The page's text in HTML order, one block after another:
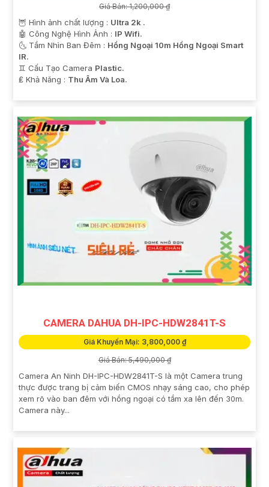
Giá Bán: 1,200,000 ₫
🦉 Hình ảnh chất lượng : Ultra 2k .
🤖️ Công Nghệ Hình Ảnh : IP Wifi.
🌜 Tầm Nhìn Ban Đêm : Hồng Ngoại 10m Hồng Ngoại Smart
IR.
♊ Cấu Tạo Camera Plastic.
️₤ Khả Năng : Thu Âm Và Loa.
CAMERA DAHUA DH-IPC-HDW2841T-S
Giá Khuyến Mại: 3,800,000 ₫
Giá Bán: 5,490,000 ₫
Camera An Ninh DH-IPC-HDW2841T-S là một Camera trung
thực được trang bị cảm biến CMOS nhạy sáng cao, cho phép
xem rõ vào ban đêm với hồng ngoại có tầm xa lên đến 30m.
Camera này...